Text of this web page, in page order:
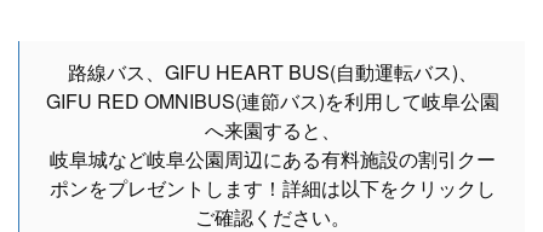
路線バス、GIFU HEART BUS(自動運転バス)、
GIFU RED OMNIBUS(連節バス)を利用して岐阜公園
へ来園すると、
岐阜城など岐阜公園周辺にある有料施設の割引クー
ポンをプレゼントします！詳細は以下をクリックし
ご確認ください。